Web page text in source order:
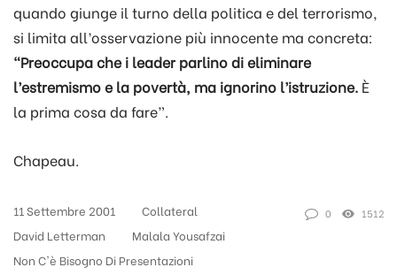
quando giunge il turno della politica e del terrorismo,
si limita all’osservazione più innocente ma concreta:
“Preoccupa che i leader parlino di eliminare
l’estremismo e la povertà, ma ignorino l’istruzione. È
la prima cosa da fare”.
Chapeau.
11 Settembre 2001
Collateral
David Letterman
Malala Yousafzai
Non C'è Bisogno Di Presentazioni
0 1512